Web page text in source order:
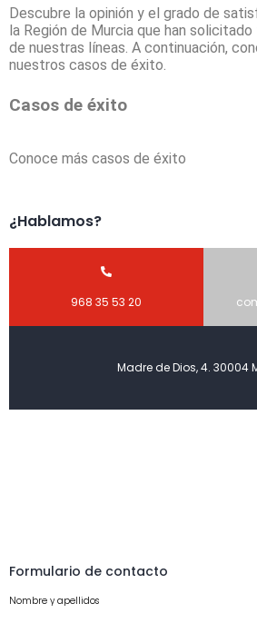
Descubre la opinión y el grado de
la Región de Murcia que han
de nuestras líneas. A continuación,
nuestros casos de éxito.
Casos de éxito
Conoce más casos de éxito
¿Hablamos?
968 35 53 20
Madre de Dios, 4. 30004
Formulario de contacto
Nombre y apellidos